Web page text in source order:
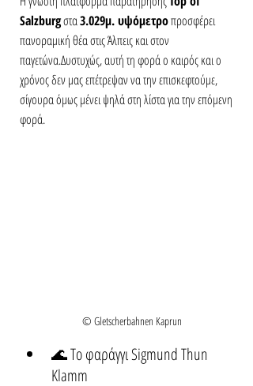
Salzburg στα 3.029μ. υψόμετρο προσφέρει
πανοραμική θέα στις Άλπεις και στον
παγετώνα.Δυστυχώς, αυτή τη φορά ο καιρός και ο
χρόνος δεν μας επέτρεψαν να την επισκεφτούμε,
σίγουρα όμως μένει ψηλά στη λίστα για την επόμενη
φορά.
© Gletscherbahnen Kaprun
🌊 Το φαράγγι Sigmund Thun
Klamm